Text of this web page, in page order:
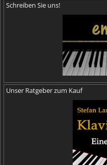
Schreiben Sie uns!
Unser Ratgeber zum Kauf